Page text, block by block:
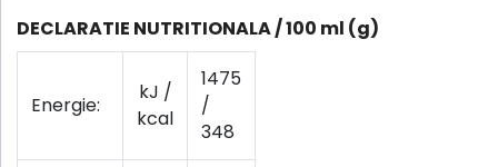
DECLARATIE NUTRITIONALA / 100 ml (g)
Energie:
kJ /
kcal
1475
/
348